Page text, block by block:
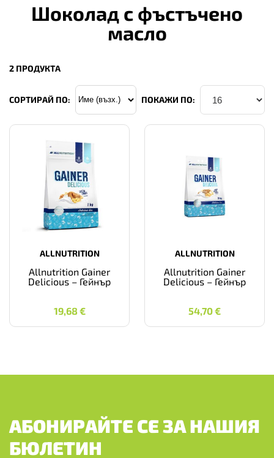
Шоколад с фъстъчено
масло
2 ПРОДУКТА
СОРТИРАЙ ПО: ПОКАЖИ ПО:
ALLNUTRITION
Allnutrition Gainer
Delicious – Гейнър
19,68 €
19,68
ALLNUTRITION
Allnutrition Gainer
Delicious – Гейнър
54,70€
54,70
АБОНИРАЙТЕ СЕ ЗА НАШИЯ
БЮЛЕТИН